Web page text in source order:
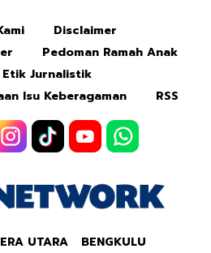
Disclaimer
Pedoman Ramah Anak
Etik Jurnalistik
Isu Keberagaman
RSS
UTARA
BENGKULU